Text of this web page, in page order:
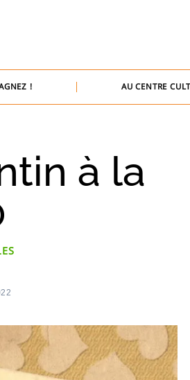
! AU CENTRE
à la